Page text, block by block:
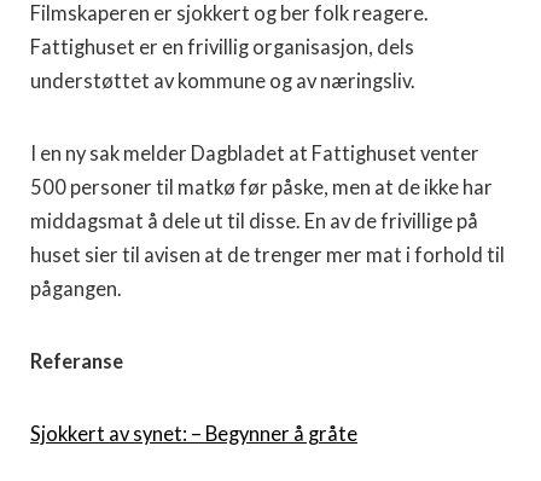
Filmskaperen er sjokkert og ber folk reagere.
Fattighuset er en frivillig organisasjon, dels
understøttet av kommune og av næringsliv.
I en ny sak melder Dagbladet at Fattighuset venter
500 personer til matkø før påske, men at de ikke har
middagsmat å dele ut til disse. En av de frivillige på
huset sier til avisen at de trenger mer mat i forhold til
pågangen.
Referanse
Sjokkert av synet: – Begynner å gråte